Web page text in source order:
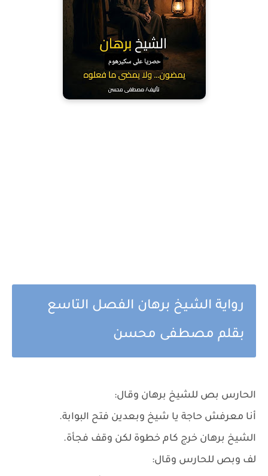
رواية الشيخ برهان الفصل التاسع
بقلم مصطفى محسن
الحارس بص للشيخ برهان وقال:
أنا معرفش حاجة يا شيخ وبعدين فتح البوابة.
الشيخ برهان خرج كام خطوة لكن وقف فجأة.
لف وبص للحارس وقال: